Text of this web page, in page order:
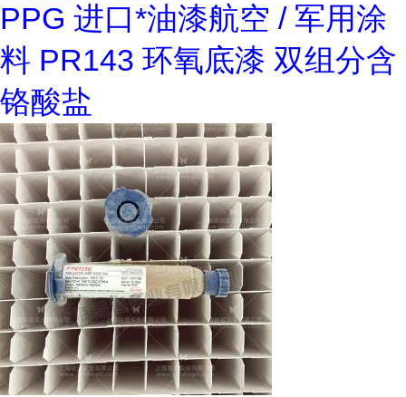
PPG 进口*油漆航空 / 军用涂
料 PR143 环氧底漆 双组分含
铬酸盐